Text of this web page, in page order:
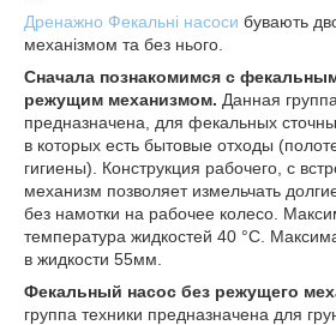
Дренажно Фекальні насоси бувають
механізмом та без нього.
Сначала познакомимся с
режущим механизмом. Данная
предназначена, для фекальных
в которых есть бытовые отходы
гигиены). Конструкция рабочего, с
механизм позволяет измельчать
без намотки на рабочее колесо.
температура жидкостей 40 °С.
в жидкости 55мм.
Фекальный насос без режущего
группа техники предназначена для